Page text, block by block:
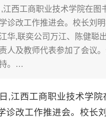
江西工商职业技术学院在图
诊改工作推进会。校长刘
华,联奕公司万江、陈健聪
人及教师代表参加了会议
。…
西工商职业技术学院
诊改工作推进会。校长